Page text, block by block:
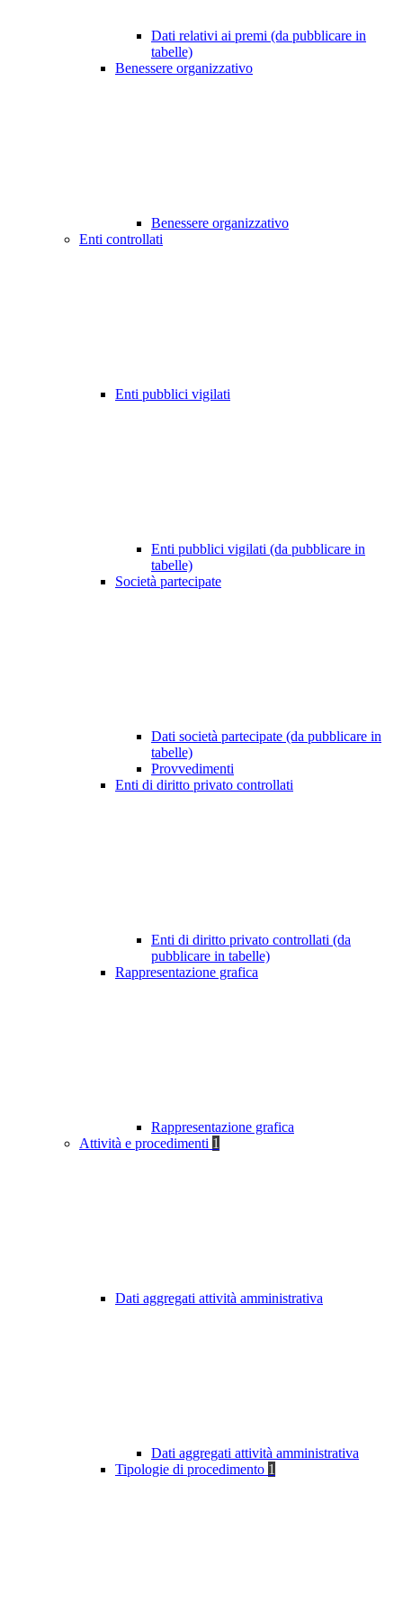
Dati relativi ai premi (da pubblicare in
tabelle)
Benessere organizzativo
Benessere organizzativo
Enti controllati
Enti pubblici vigilati
Enti pubblici vigilati (da pubblicare in
tabelle)
Società partecipate
Dati società partecipate (da pubblicare in
tabelle)
Provvedimenti
Enti di diritto privato controllati
Enti di diritto privato controllati (da
pubblicare in tabelle)
Rappresentazione grafica
Rappresentazione grafica
Attività e procedimenti 1
Dati aggregati attività amministrativa
Dati aggregati attività amministrativa
Tipologie di procedimento 1